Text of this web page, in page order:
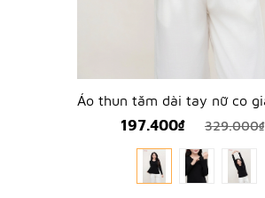
197.400₫ 329.000₫